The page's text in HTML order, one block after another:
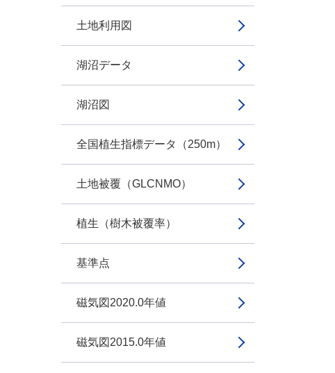
土地利用図
湖沼データ
湖沼図
全国植生指標データ（250m）
土地被覆（GLCNMO）
植生（樹木被覆率）
基準点
磁気図2020.0年値
磁気図2015.0年値